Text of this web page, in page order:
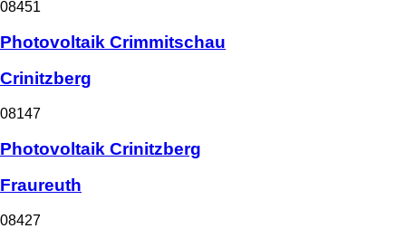
08451
Photovoltaik Crimmitschau
Crinitzberg
08147
Photovoltaik Crinitzberg
Fraureuth
08427